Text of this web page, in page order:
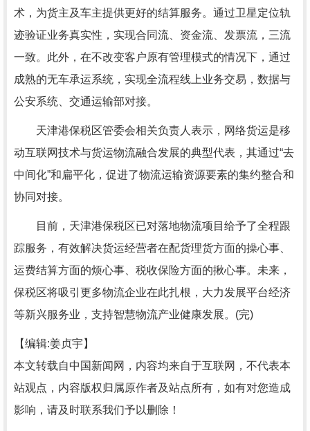
术，为货主及车主提供更好的结算服务。通过卫星定位轨
迹验证业务真实性，实现合同流、资金流、发票流，三流
一致。此外，在不改变客户原有管理模式的情况下，通过
成熟的无车承运系统，实现全流程线上业务交易，数据与
公安系统、交通运输部对接。
天津港保税区管委会相关负责人表示，网络货运是移
动互联网技术与货运物流融合发展的典型代表，其通过“去
中间化”和扁平化，促进了物流运输资源要素的集约整合和
协同对接。
目前，天津港保税区已对落地物流项目给予了全程跟
踪服务，有效解决货运经营者在配货理货方面的操心事、
运费结算方面的烦心事、税收保险方面的揪心事。未来，
保税区将吸引更多物流企业在此扎根，大力发展平台经济
等新兴服务业，支持智慧物流产业健康发展。(完)
【编辑:姜贞宇】
本文转载自中国新闻网，内容均来自于互联网，不代表本
站观点，内容版权归属原作者及站点所有，如有对您造成
影响，请及时联系我们予以删除！